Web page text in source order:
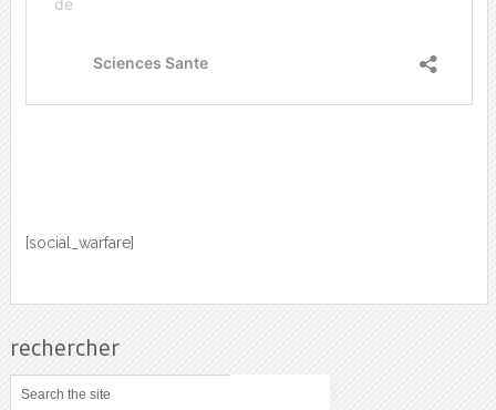
[social_warfare]
rechercher